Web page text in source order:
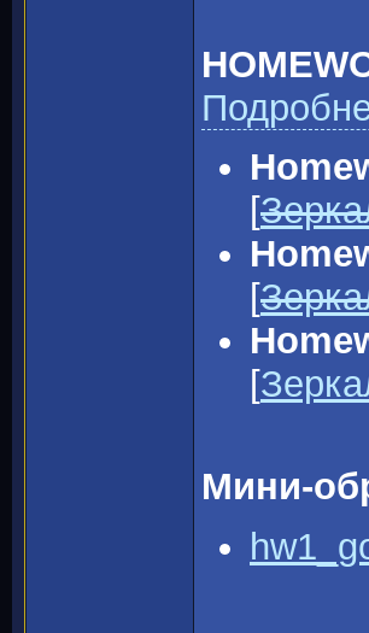
[
[
[
Мини-